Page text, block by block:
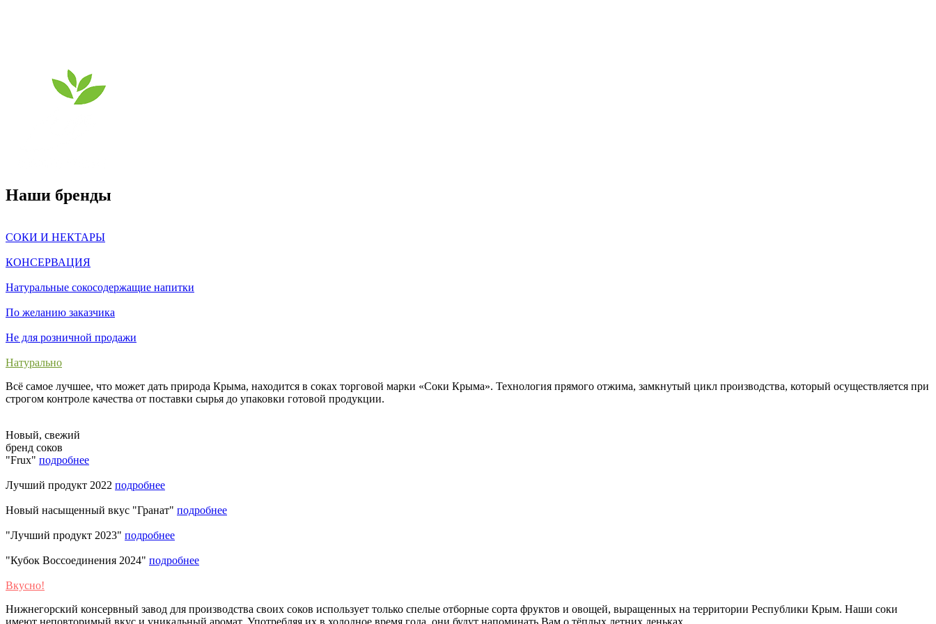
Наши бренды
СОКИ И НЕКТАРЫ
КОНСЕРВАЦИЯ
Натуральные сокосодержащие напитки
По желанию заказчика
Не для розничной продажи
Натурально
Всё самое лучшее, что может дать природа Крыма, находится в соках торговой марки «Соки Крыма». Технология прямого отжима, замкнутый цикл производства, который осуществляется при
строгом контроле качества от поставки сырья до упаковки готовой продукции.
Новый, свежий
бренд соков
"Frux" подробнее
Лучший продукт 2022 подробнее
Новый насыщенный вкус "Гранат" подробнее
"Лучший продукт 2023" подробнее
"Кубок Воссоединения 2024" подробнее
Вкусно!
Нижнегорский консервный завод для производства своих соков использует только спелые отборные сорта фруктов и овощей, выращенных на территории Республики Крым. Наши соки
имеют неповторимый вкус и уникальный аромат. Употребляя их в холодное время года, они будут напоминать Вам о тёплых летних деньках. ​